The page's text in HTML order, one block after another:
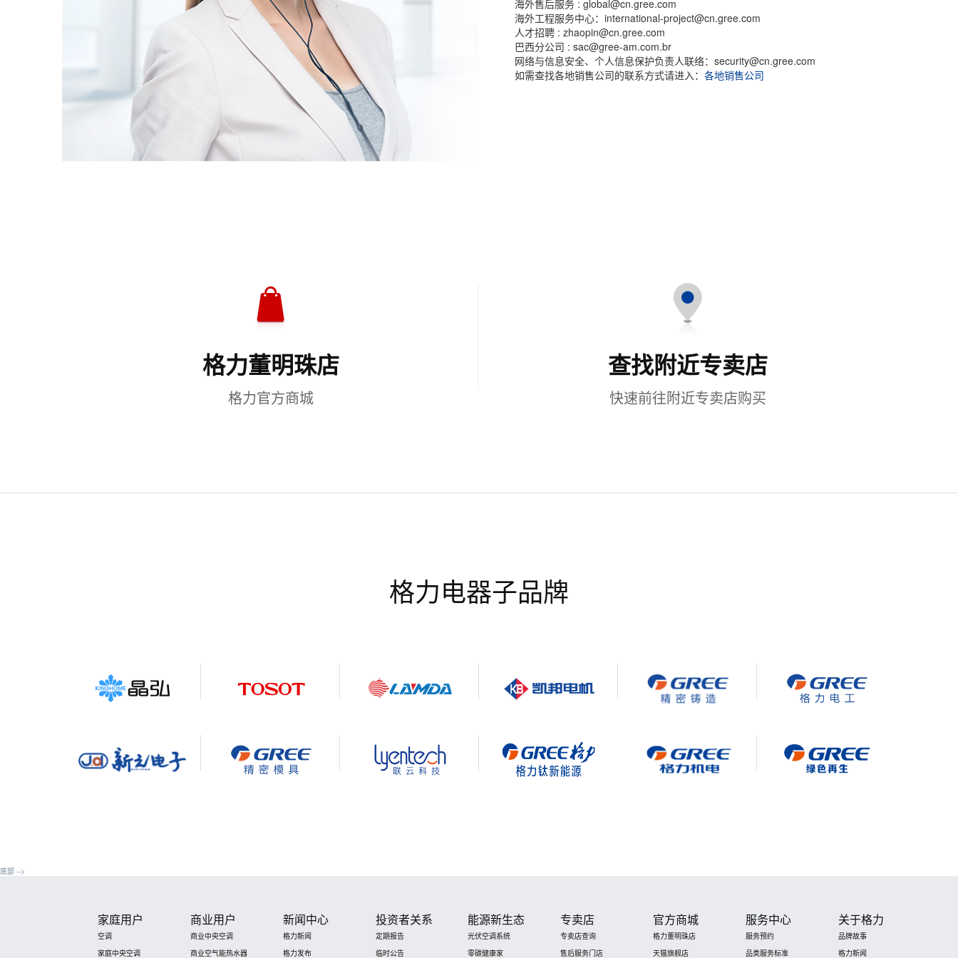
海外售后服务 : global@cn.gree.com
海外工程服务中心：international-project@cn.gree.com
人才招聘 : zhaopin@cn.gree.com
巴西分公司 : sac@gree-am.com.br
网络与信息安全、个人信息保护负责人联络：security@cn.gree.com
如需查找各地销售公司的联系方式请进入： 各地销售公司
格力董明珠店
格力官方商城
查找附近专卖店
快速前往附近专卖店购买
格力电器子品牌
底部 -->
家庭用户
空调
家庭中央空调
商业用户
商业中央空调
商业空气能热水器
新闻中心
格力新闻
格力发布
投资者关系
定期报告
临时公告
能源新生态
光伏空调系统
零碳健康家
专卖店
专卖店查询
售后服务门店
官方商城
格力董明珠店
天猫旗舰店
服务中心
服务预约
品类服务标准
关于格力
品牌故事
格力新闻